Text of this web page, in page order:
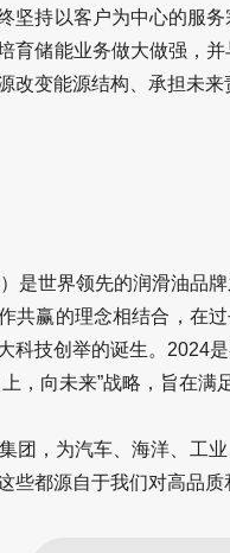
坚持以客户为中心的服
育储能业务做大做强，
改变能源结构、承担未来
是世界领先的润滑油品
共赢的理念相结合，在
科技创举的诞生。2024
，向未来”战略，旨在满
团，为汽车、海洋、工
些都源自于我们对高品质